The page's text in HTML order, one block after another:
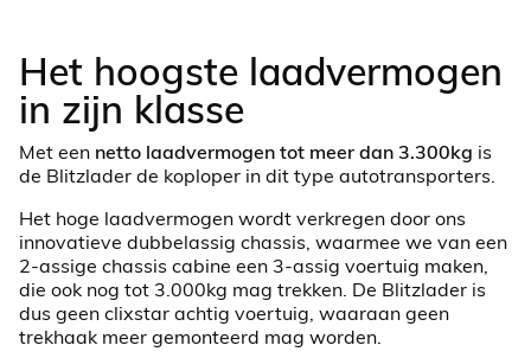
Het hoogste laadvermogen
in zijn klasse
Met een netto laadvermogen tot meer dan 3.300kg is
de Blitzlader de koploper in dit type autotransporters.
Het hoge laadvermogen wordt verkregen door ons
innovatieve dubbelassig chassis, waarmee we van een
2-assige chassis cabine een 3-assig voertuig maken,
die ook nog tot 3.000kg mag trekken. De Blitzlader is
dus geen clixstar achtig voertuig, waaraan geen
trekhaak meer gemonteerd mag worden.